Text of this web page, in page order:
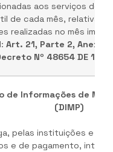
aos serviços de
de cada mês,
realizadas no mês
Art. 21, Parte 2, Anexo V
Nº 48654 DE 13/
de Informações de
(DIMP)
pelas instituições e
e de pagamento,